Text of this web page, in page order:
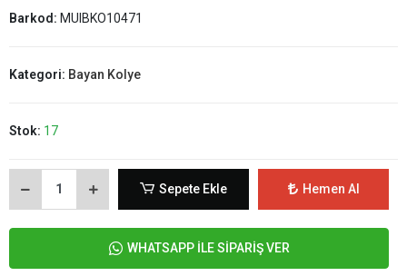
Barkod: MUIBKO10471
Kategori: Bayan Kolye
Stok: 17
Sepete Ekle Hemen Al
WHATSAPP İLE SİPARİŞ VER